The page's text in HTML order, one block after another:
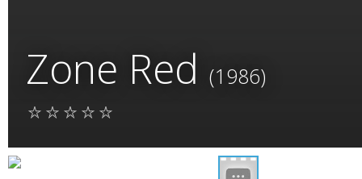
Zone Red (1986)